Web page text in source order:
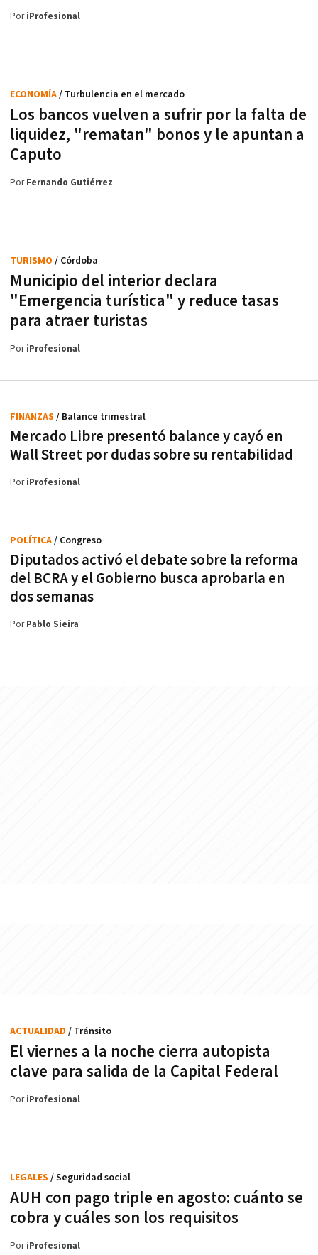
PoriProfesional
Los bancos vuelven a sufrir por la falta de
liquidez, "rematan" bonos y le apuntan a
Caputo
ECONOMÍA/ Turbulencia en el mercado
PorFernando Gutiérrez
Municipio del interior declara
"Emergencia turística" y reduce tasas
para atraer turistas
TURISMO / Córdoba
PoriProfesional
Mercado Libre presentó balance y cayó en
Wall Street por dudas sobre su rentabilidad
FINANZAS / Balance trimestral
PoriProfesional
Diputados activó el debate sobre la reforma
del BCRA y el Gobierno busca aprobarla en
dos semanas
POLÍTICA/ Congreso
PorPablo Sieira
El viernes a la noche cierra autopista
clave para salida de la Capital Federal
ACTUALIDAD / Tránsito
PoriProfesional
AUH con pago triple en agosto: cuánto se
cobra y cuáles son los requisitos
LEGALES / Seguridad social
PoriProfesional